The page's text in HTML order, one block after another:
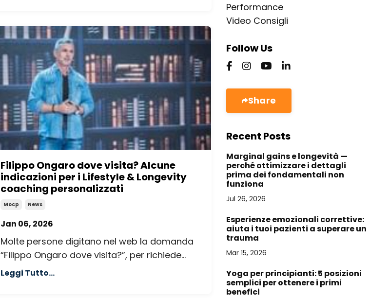
Filippo Ongaro dove visita? Alcune
indicazioni per i Lifestyle & Longevity
coaching personalizzati
Mocp News
Jan 06, 2026
Molte persone digitano nel web la domanda
“Filippo Ongaro dove visita?”, per richiede...
Leggi Tutto...
Performance
Video Consigli
Follow Us
Share
Recent Posts
Marginal gains e longevità —
perché ottimizzare i dettagli
prima dei fondamentali non
funziona
Jul 26, 2026
Esperienze emozionali correttive:
aiuta i tuoi pazienti a superare un
trauma
Mar 15, 2026
Yoga per principianti: 5 posizioni
semplici per ottenere i primi
benefici